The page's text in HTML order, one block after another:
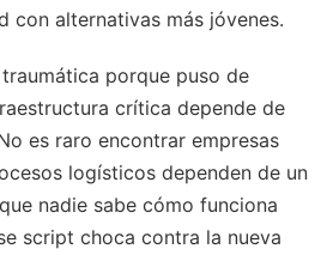
con alternativas más jóvenes.
porque puso de
crítica depende de
es raro encontrar empresas
logísticos dependen de un
nadie sabe cómo funciona
script choca contra la nueva